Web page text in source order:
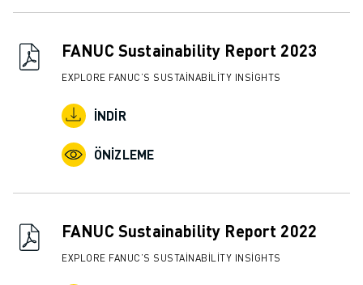
FANUC Sustainability Report 2023
EXPLORE FANUC’S SUSTAINABILITY INSIGHTS
İNDIR
ÖNIZLEME
FANUC Sustainability Report 2022
EXPLORE FANUC’S SUSTAINABILITY INSIGHTS